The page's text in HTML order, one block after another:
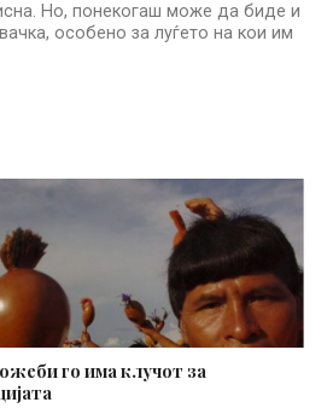
Но, понекогаш може да биде и
особено за луѓето на кои им
го има клучот за